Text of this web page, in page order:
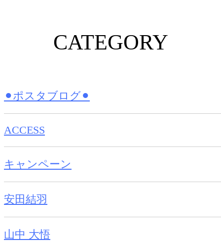
CATEGORY
⚫︎ポスタブログ⚫︎
ACCESS
キャンペーン
安田結羽
山中 大悟